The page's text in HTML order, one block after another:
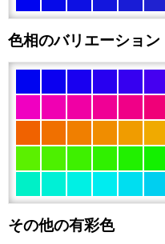
色相のバリエーション
その他の有彩色